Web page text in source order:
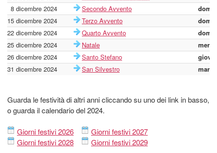
8 dicembre 2024
Secondo Avvento
15 dicembre 2024
Terzo Avvento
22 dicembre 2024
Quarto Avvento
25 dicembre 2024
Natale
26 dicembre 2024
Santo Stefano
31 dicembre 2024
San Silvestro
Guarda le festività di altri anni cliccando su uno dei link in basso,
o guarda il calendario del 2024.
Giorni festivi 2026
Giorni festivi 2027
Giorni festivi 2028
Giorni festivi 2029